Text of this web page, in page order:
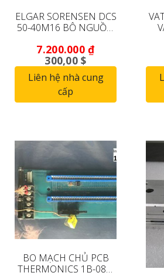
ELGAR SORENSEN DCS
50-40M16 BỘ NGUỒN
QUA SỬ DỤNG)
7.200.000₫
300,00 $
Liên hệ nhà cung
cấp
BO MẠCH CHỦ PCB
THERMONICS 1B-084-